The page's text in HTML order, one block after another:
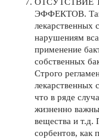
ЭФФЕКТОВ.
лекарственных
нарушениям
применение
собственных
Строго
лекарственных
что в ряде
жизненно
вещества и т.д.
сорбентов, как